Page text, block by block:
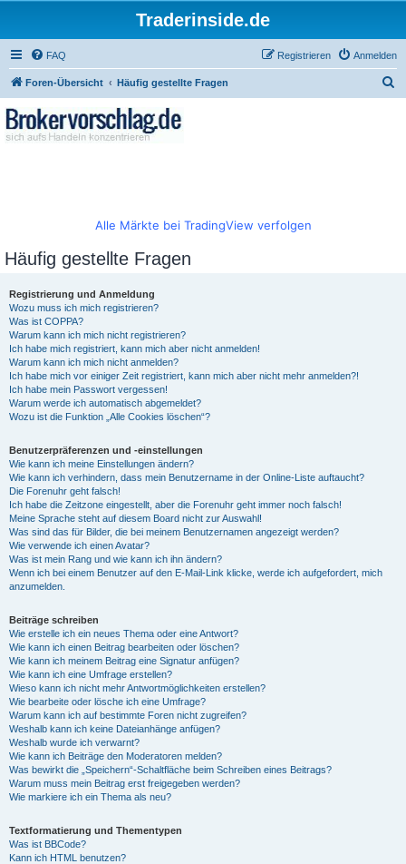
Traderinside.de
FAQ Anmelden
Registrieren
Foren-Übersicht Häufig gestellte Fragen
Alle Märkte bei TradingView verfolgen
Häufig gestellte Fragen
Registrierung und Anmeldung
Wozu muss ich mich registrieren?
Was ist COPPA?
Warum kann ich mich nicht registrieren?
Ich habe mich registriert, kann mich aber nicht anmelden!
Warum kann ich mich nicht anmelden?
Ich habe mich vor einiger Zeit registriert, kann mich aber nicht mehr anmelden?!
Ich habe mein Passwort vergessen!
Warum werde ich automatisch abgemeldet?
Wozu ist die Funktion „Alle Cookies löschen“?
Benutzerpräferenzen und -einstellungen
Wie kann ich meine Einstellungen ändern?
Wie kann ich verhindern, dass mein Benutzername in der Online-Liste auftaucht?
Die Forenuhr geht falsch!
Ich habe die Zeitzone eingestellt, aber die Forenuhr geht immer noch falsch!
Meine Sprache steht auf diesem Board nicht zur Auswahl!
Was sind das für Bilder, die bei meinem Benutzernamen angezeigt werden?
Wie verwende ich einen Avatar?
Was ist mein Rang und wie kann ich ihn ändern?
Wenn ich bei einem Benutzer auf den E-Mail-Link klicke, werde ich aufgefordert, mich
anzumelden.
Beiträge schreiben
Wie erstelle ich ein neues Thema oder eine Antwort?
Wie kann ich einen Beitrag bearbeiten oder löschen?
Wie kann ich meinem Beitrag eine Signatur anfügen?
Wie kann ich eine Umfrage erstellen?
Wieso kann ich nicht mehr Antwortmöglichkeiten erstellen?
Wie bearbeite oder lösche ich eine Umfrage?
Warum kann ich auf bestimmte Foren nicht zugreifen?
Weshalb kann ich keine Dateianhänge anfügen?
Weshalb wurde ich verwarnt?
Wie kann ich Beiträge den Moderatoren melden?
Was bewirkt die „Speichern“-Schaltfläche beim Schreiben eines Beitrags?
Warum muss mein Beitrag erst freigegeben werden?
Wie markiere ich ein Thema als neu?
Textformatierung und Thementypen
Was ist BBCode?
Kann ich HTML benutzen?